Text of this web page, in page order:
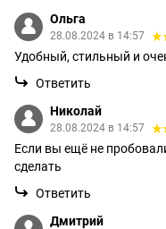
Ольга
28.08.2024 в 14:57
Удобный, стильный и
Ответить
Николай
28.08.2024 в 14:57
Если вы ещё не
сделать
Ответить
Дмитрий